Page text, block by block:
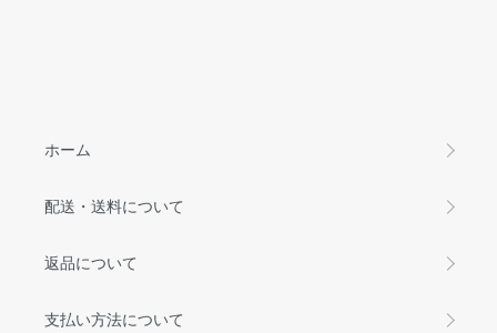
ホーム
配送・送料について
返品について
支払い方法について